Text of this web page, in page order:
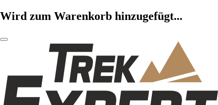
Wird zum Warenkorb hinzugefügt...